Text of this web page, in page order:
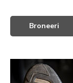
Broneeri